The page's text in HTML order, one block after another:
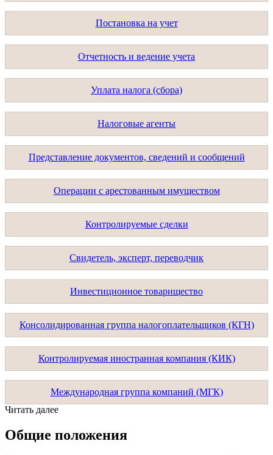
Постановка на учет
Отчетность и ведение учета
Уплата налога (сбора)
Налоговые агенты
Представление документов, сведений и сообщений
Операции с арестованным имуществом
Контролируемые сделки
Свидетель, эксперт, переводчик
Инвестиционное товарищество
Консолидированная группа налогоплательщиков (КГН)
Контролируемая иностранная компания (КИК)
Международная группа компаний (МГК)
Читать далее
Общие положения